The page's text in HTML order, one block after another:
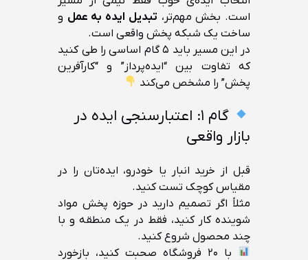
است. بخش مهم‌تر، تبدیل ایده به عمل و
ساخت یک شبکه پخش واقعی است.
در این مسیر باید ۵ گام اساسی را طی کنید
که تفاوت بین “ایده‌پرداز” و “کارآفرین
پخش” را مشخص می‌کند
گام ۱: اعتبارسنجی ایده در
بازار واقعی
قبل از خرید انبار یا خودرو، ایده‌تان را در
مقیاس کوچک تست کنید.
مثلاً اگر تصمیم دارید در حوزه پخش مواد
شوینده کار کنید، فقط در یک منطقه و با
چند محصول شروع کنید.
با ۲۰ فروشگاه صحبت کنید، بازخورد